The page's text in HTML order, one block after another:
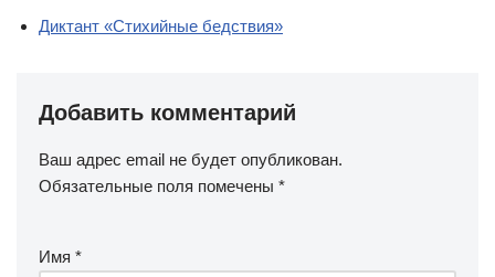
Диктант «Стихийные бедствия»
Добавить комментарий
Ваш адрес email не будет опубликован.
Обязательные поля помечены *
Имя *